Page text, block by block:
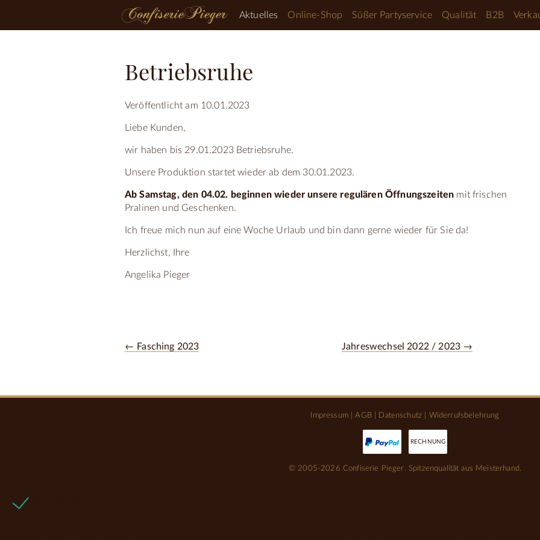
Aktuelles Online-Shop Süßer Partyservice Qualität B2B
Betriebsruhe
Veröffentlicht am 10.01.2023
Liebe Kunden,
wir haben bis 29.01.2023 Betriebsruhe.
Unsere Produktion startet wieder ab dem 30.01.2023.
Ab Samstag, den 04.02. beginnen wieder unsere regulären Öffnungszeiten mit frischen
Pralinen und Geschenken.
Ich freue mich nun auf eine Woche Urlaub und bin dann gerne wieder für Sie da!
Herzlichst, Ihre
Angelika Pieger
← Fasching 2023 Jahreswechsel 2022 / 2023 →
Impressum|AGB| Datenschutz Widerrufsbelehrung
RECHNUNG
© 2005-2026 Confiserie Pieger. Spitzenqualität aus Meisterhand.